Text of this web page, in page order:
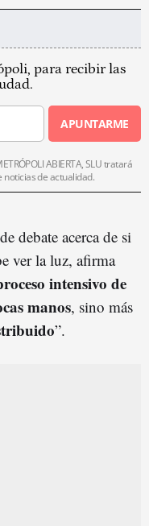
para recibir las
APUNTARME
ABIERTA, SLU tratará
noticias de actualidad.
debate acerca de si
ver la luz, afirma
intensivo de
manos, sino más
”.